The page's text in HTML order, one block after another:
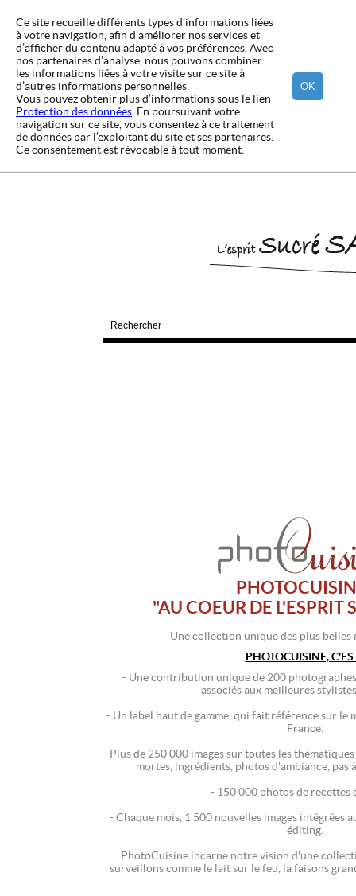
Ce site recueille différents types d’informations liées
à votre navigation, afin d’améliorer nos services et
d’afficher du contenu adapté à vos préférences. Avec
nos partenaires d’analyse, nous pouvons combiner
les informations liées à votre visite sur ce site à
d’autres informations personnelles.
Vous pouvez obtenir plus d’informations sous le lien
Protection des données . En poursuivant votre
navigation sur ce site, vous consentez à ce traitement
de données par l’exploitant du site et ses partenaires.
Ce consentement est révocable à tout moment.
OK
"AU COEUR DE L'ESPRIT
Une collection unique des plus belles
PHOTOCUISINE,
- Une contribution unique de 200
associés aux meilleures
- Un label haut de gamme, qui fait référence sur le
France.
- Plus de 250 000 images sur toutes les
mortes, ingrédients, photos d'ambiance, pas
- 150 000 photos de recettes
- Chaque mois, 1 500 nouvelles images intégrées
éditing.
PhotoCuisine incarne notre vision d'une
surveillons comme le lait sur le feu, la faisons